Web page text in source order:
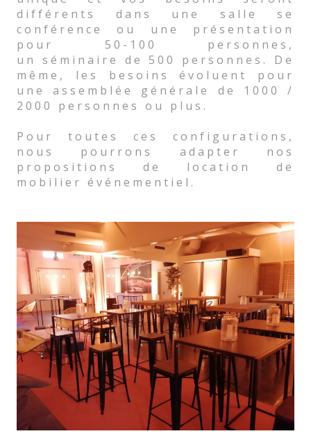
différents dans une salle se
conférence ou une présentation
pour 50-100 personnes,
un séminaire de 500 personnes. De
même, les besoins évoluent pour
une assemblée générale de 1000 /
2000 personnes ou plus.
Pour toutes ces configurations,
nous pourrons adapter nos
propositions de location de
mobilier événementiel.